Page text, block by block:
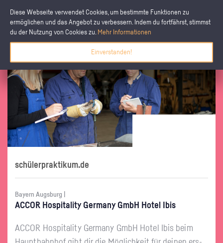
Diese Webseite verwendet Cookies, um bestimmte Funktionen zu
ermöglichen und das Angebot zu verbessern. Indem du fortfährst, stimmst
du der Nutzung von Cookies zu. Mehr Informationen
Einverstanden!
schülerpraktikum.de
Bayern Augsburg |
ACCOR Hos­pi­ta­li­ty Ger­ma­ny GmbH Hotel Ibis
ACCOR Hos­pi­ta­li­ty Ger­ma­ny GmbH Hotel Ibis beim